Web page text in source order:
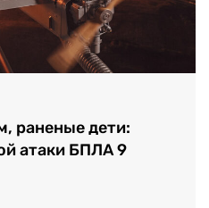
раненые дети:
атаки БПЛА 9